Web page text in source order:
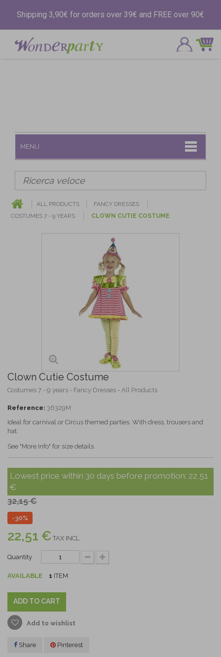
Shipping 3,90€ for orders over 39€ and FREE over 90€
MENU
ALL PRODUCTS
FANCY DRESSES
COSTUMES 7 - 9 YEARS
CLOWN CUTIE COSTUME
Clown Cutie Costume
Costumes 7 - 9 years - Fancy Dresses - All Products
Reference: 36329M
Ideal for carnival or Circus themed parties. With dress, trousers and
hat.
See "More Info" for size details.
Lowest price within 30 days before promotion: 22,51
€
32,15 €
-30%
22,51 € TAX INCL.
Quantity
AVAILABLE 1 ITEM
ADD TO CART
Add to wishlist
Share Pinterest